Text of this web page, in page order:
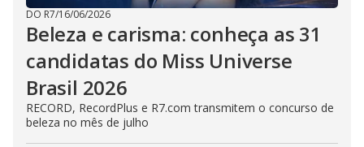
DO R7/16/06/2026
Beleza e carisma: conheça as 31
candidatas do Miss Universe
Brasil 2026
RECORD, RecordPlus e R7.com transmitem o concurso de
beleza no mês de julho